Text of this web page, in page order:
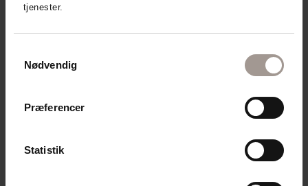
tjenester.
Nødvendig
Præferencer
Statistik
DermaKnowlogy - relaterede